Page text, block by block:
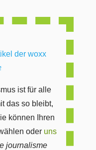
der woxx
↑
ist für alle
das so bleibt,
können Ihren
oder uns
journalisme